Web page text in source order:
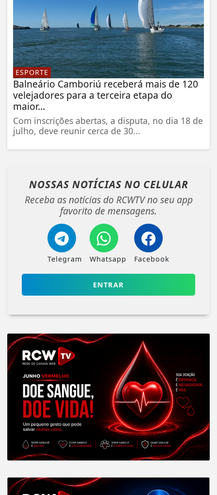
ESPORTE
Balneário Camboriú receberá mais de 120
velejadores para a terceira etapa do
maior...
Com inscrições abertas, a disputa, no dia 18 de
julho, deve reunir cerca de 30...
NOSSAS NOTÍCIAS NO CELULAR
Receba as notícias do RCWTV no seu app
favorito de mensagens.
Telegram Whatsapp Facebook
ENTRAR